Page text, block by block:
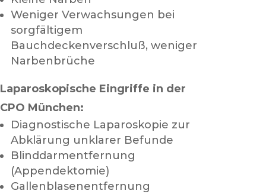
Weniger Verwachsungen bei
sorgfältigem
Bauchdeckenverschluß, weniger
Narbenbrüche
Laparoskopische Eingriffe in der
CPO München:
Diagnostische Laparoskopie zur
Abklärung unklarer Befunde
Blinddarmentfernung
(Appendektomie)
Gallenblasenentfernung